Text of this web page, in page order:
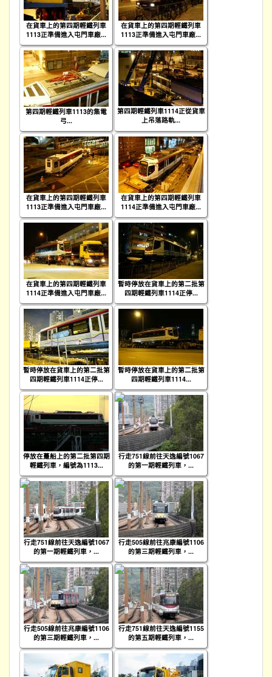
在貨車上的第四期輕鐵列車
1113正準備進入屯門車廠...
在貨車上的第四期輕鐵列車
1113正準備進入屯門車廠...
第四期輕鐵列車1113的集電
弓...
第四期輕鐵列車1114正從貨車
上吊落路軌...
在貨車上的第四期輕鐵列車
1113正準備進入屯門車廠...
在貨車上的第四期輕鐵列車
1114正準備進入屯門車廠...
在貨車上的第四期輕鐵列車
1114正準備進入屯門車廠...
暫時停放在貨車上的第二批第
四期輕鐵列車1114正停...
暫時停放在貨車上的第二批第
四期輕鐵列車1114正停...
暫時停放在貨車上的第二批第
四期輕鐵列車1114...
停放在躉船上的第二批第四期
輕鐵列車，編號為1113...
行走751線前往天逸編號1067
的第一期輕鐵列車，...
行走751線前往天逸編號1067
的第一期輕鐵列車，...
行走505線前往兆康編號1106
的第三期輕鐵列車，...
行走505線前往兆康編號1106
的第三期輕鐵列車，...
行走751線前往天逸編號1155
的第五期輕鐵列車，...